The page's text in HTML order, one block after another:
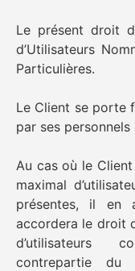
Le présent droit
d’Utilisateurs
Particulières.
Le Client se porte
par ses
Au cas où le
maximal
présentes, il en
accordera le droit
d’utilisateurs
contrepartie du